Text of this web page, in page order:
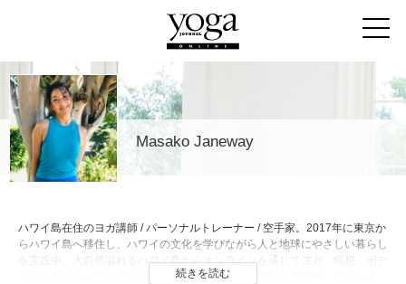
Masako Janeway
ハワイ島在住のヨガ講師 / パーソナルトレーナー / 空手家。2017年に東京か
らハワイ島へ移住し、ハワイの文化を学びながら人と地球にやさしい暮らし
を実践中。大自然溢れるハワイ島からオンラインを通じてヨガ、瞑想、ボデ
ィコンディショニングなどのセッションを世界中の方へ提供中。フィットネ
続きを読む